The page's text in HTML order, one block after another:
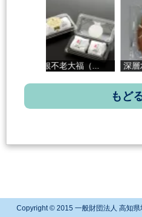
銀不老大福（... 深層水に
もど
Copyright © 2015 一般財団法人 高知